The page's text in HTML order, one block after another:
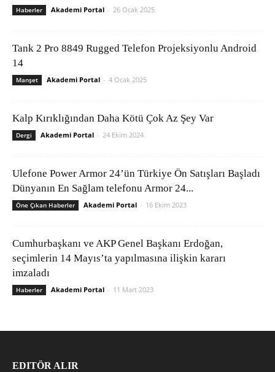
Haberler Akademi Portal - 26 Ocak 2025
Tank 2 Pro 8849 Rugged Telefon Projeksiyonlu Android
14
Manşet Akademi Portal - 4 Ocak 2025
Kalp Kırıklığından Daha Kötü Çok Az Şey Var
Dergi Akademi Portal - 24 Ekim 2024
Ulefone Power Armor 24’ün Türkiye Ön Satışları Başladı
Dünyanın En Sağlam telefonu Armor 24...
Öne Çıkan Haberler Akademi Portal - 16 Ekim 2023
Cumhurbaşkanı ve AKP Genel Başkanı Erdoğan,
seçimlerin 14 Mayıs’ta yapılmasına ilişkin kararı
imzaladı
Haberler Akademi Portal - 11 Mart 2023
EDITÖR ALIR